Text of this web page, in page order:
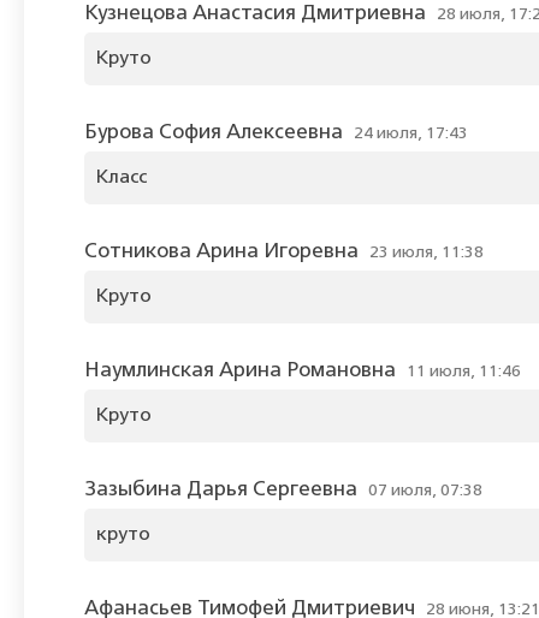
Кузнецова Анастасия Дмитриевна 28 июля,
Круто
Бурова София Алексеевна 24 июля, 17:43
Класс
Сотникова Арина Игоревна 23 июля, 11:38
Круто
Наумлинская Арина Романовна 11 июля, 11:46
Круто
Зазыбина Дарья Сергеевна 07 июля, 07:38
круто
Афанасьев Тимофей Дмитриевич 28 июня, 13:21